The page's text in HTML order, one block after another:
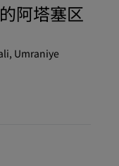
奖励
阿塔塞区
Umraniye